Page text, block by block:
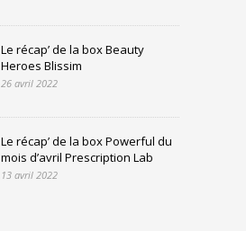
Le récap’ de la box Beauty
Heroes Blissim
26 avril 2022
Le récap’ de la box Powerful du
mois d’avril Prescription Lab
13 avril 2022